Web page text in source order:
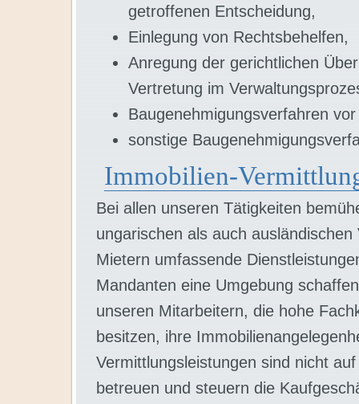
getroffenen Entscheidung,
Einlegung von Rechtsbehelfen,
Anregung der gerichtlichen
Vertretung im
Baugenehmigungsverfahren
sonstige
Immobilien-
Bei allen unseren Tätigkeiten
ungarischen als auch
Mietern umfassende
Mandanten eine Umgebung
unseren Mitarbeitern, die hohe
besitzen, ihre
Vermittlungsleistungen sind nicht
betreuen und steuern die